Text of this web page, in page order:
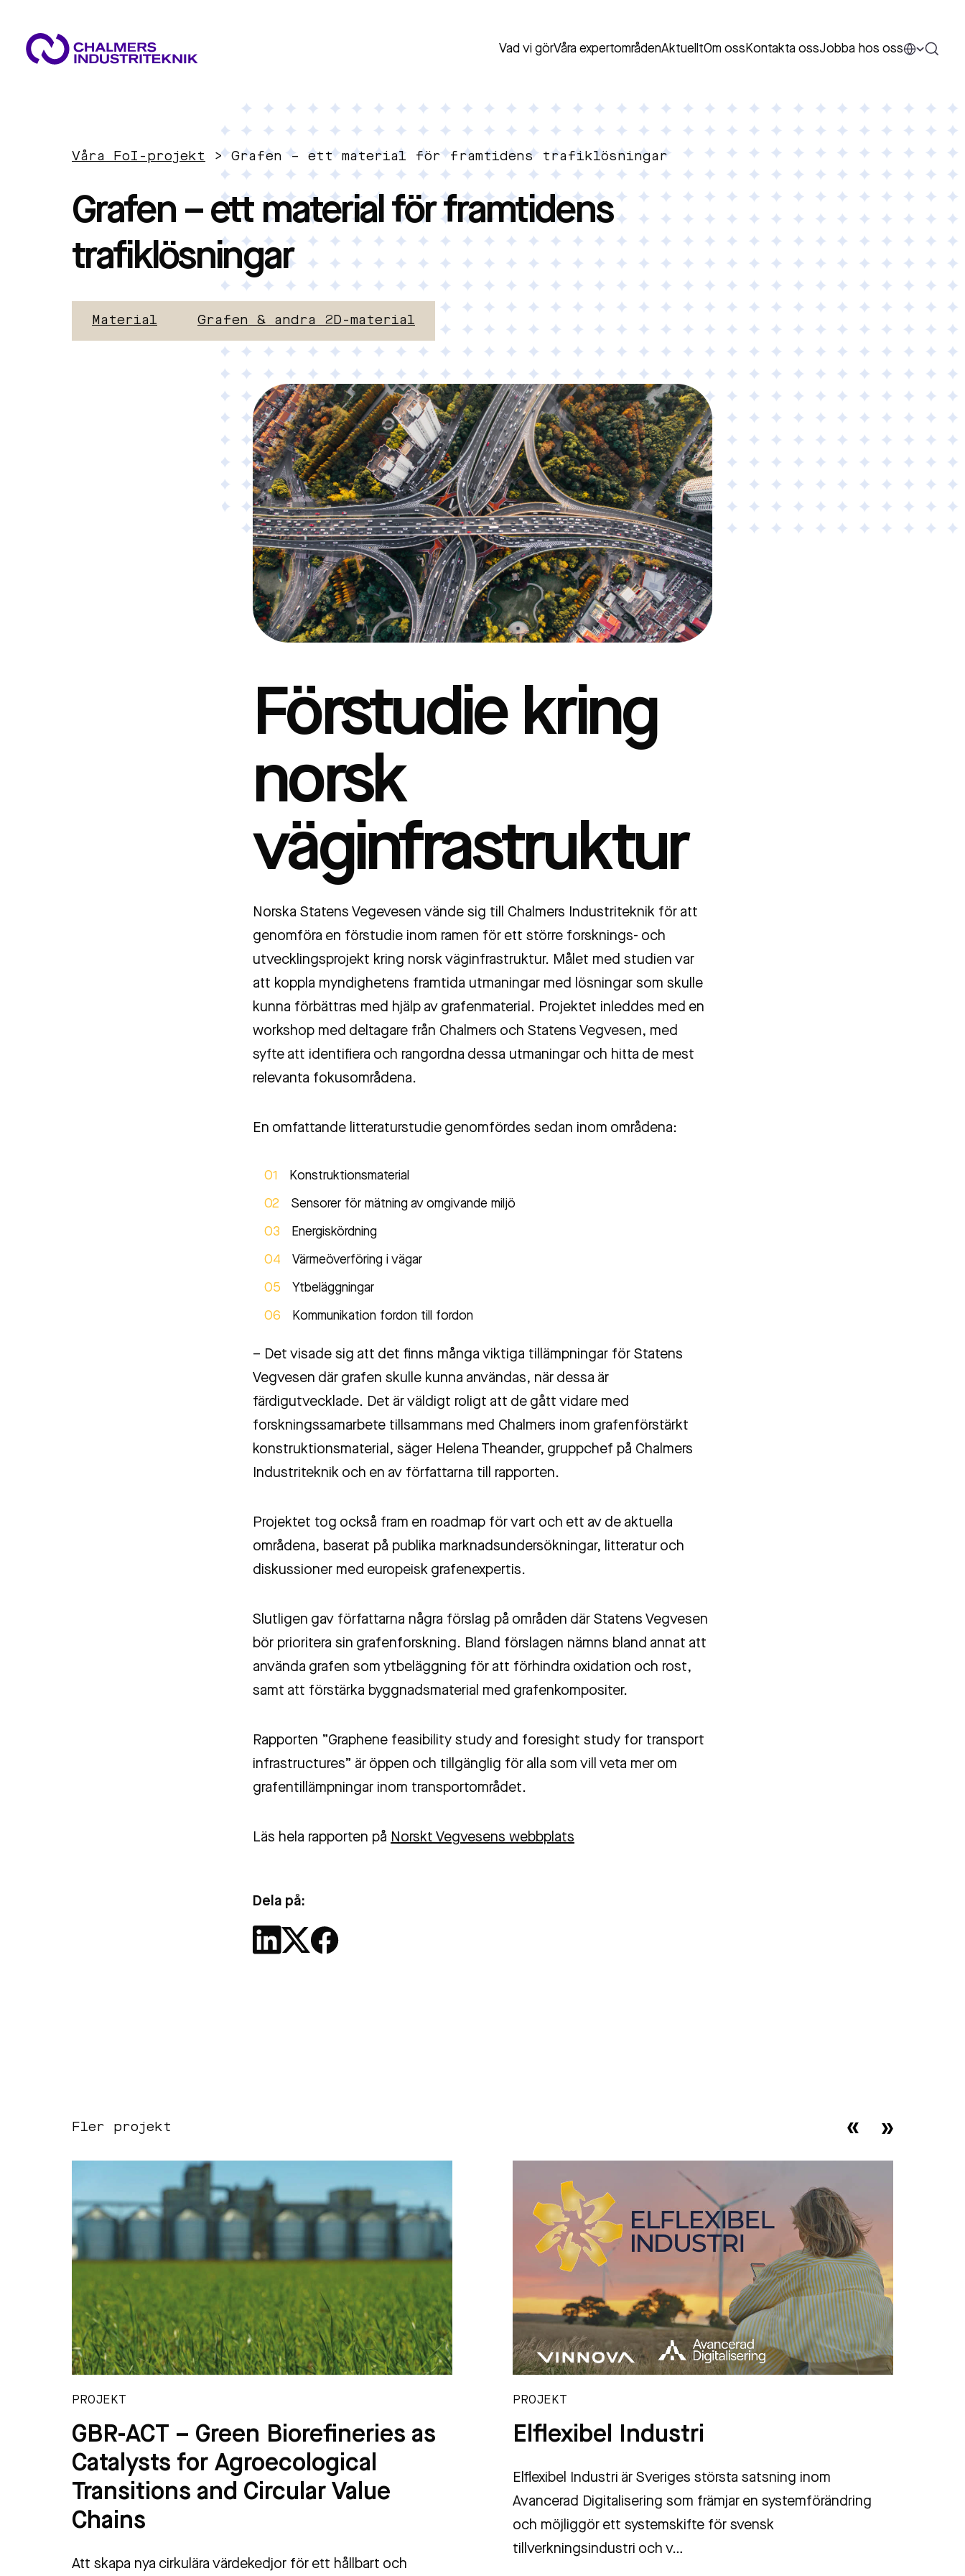
Vad vi görVåra expertområdenAktuelltOm oss Kontakta ossJobba hos oss
OM OSS
JOBBA HOS OSS
Våra FoI-projekt >Grafen – ett material för framtidens trafiklösningar
Grafen – ett material för framtidens
trafiklösningar
Material Grafen & andra 2D-material
Förstudie kring
norsk
väginfrastruktur
Norska Statens Vegevesen vände sig till Chalmers Industriteknik för att
genomföra en förstudie inom ramen för ett större forsknings- och
utvecklingsprojekt kring norsk väginfrastruktur. Målet med studien var
att koppla myndighetens framtida utmaningar med lösningar som skulle
kunna förbättras med hjälp av grafenmaterial. Projektet inleddes med en
workshop med deltagare från Chalmers och Statens Vegvesen, med
syfte att identifiera och rangordna dessa utmaningar och hitta de mest
relevanta fokusområdena.
En omfattande litteraturstudie genomfördes sedan inom områdena:
Konstruktionsmaterial
Sensorer för mätning av omgivande miljö
Energiskördning
Värmeöverföring i vägar
Ytbeläggningar
Kommunikation fordon till fordon
– Det visade sig att det finns många viktiga tillämpningar för Statens
Vegvesen där grafen skulle kunna användas, när dessa är
färdigutvecklade. Det är väldigt roligt att de gått vidare med
forskningssamarbete tillsammans med Chalmers inom grafenförstärkt
konstruktionsmaterial, säger Helena Theander, gruppchef på Chalmers
Industriteknik och en av författarna till rapporten.
Projektet tog också fram en roadmap för vart och ett av de aktuella
områdena, baserat på publika marknadsundersökningar, litteratur och
diskussioner med europeisk grafenexpertis.
Slutligen gav författarna några förslag på områden där Statens Vegvesen
bör prioritera sin grafenforskning. Bland förslagen nämns bland annat att
använda grafen som ytbeläggning för att förhindra oxidation och rost,
samt att förstärka byggnadsmaterial med grafenkompositer.
Rapporten ”Graphene feasibility study and foresight study for transport
infrastructures” är öppen och tillgänglig för alla som vill veta mer om
grafentillämpningar inom transportområdet.
Läs hela rapporten på Norskt Vegvesens webbplats
Dela på:
Fler projekt
PROJEKT
GBR-ACT – Green Biorefineries as
Catalysts for Agroecological
Transitions and Circular Value
Chains
Att skapa nya cirkulära värdekedjor för ett hållbart och
PROJEKT
Elflexibel Industri
Elflexibel Industri är Sveriges största satsning inom
Avancerad Digitalisering som främjar en systemförändring
och möjliggör ett systemskifte för svensk
tillverkningsindustri och v…